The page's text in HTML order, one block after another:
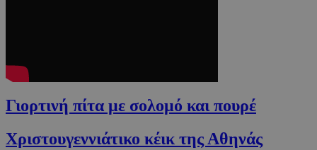
Γιορτινή πίτα με σολομό και πουρέ
Χριστουγεννιάτικο κέικ της Αθηνάς